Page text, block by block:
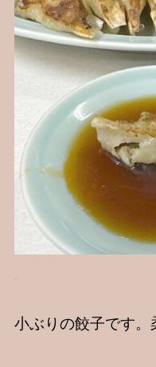
小ぶりの餃子です。